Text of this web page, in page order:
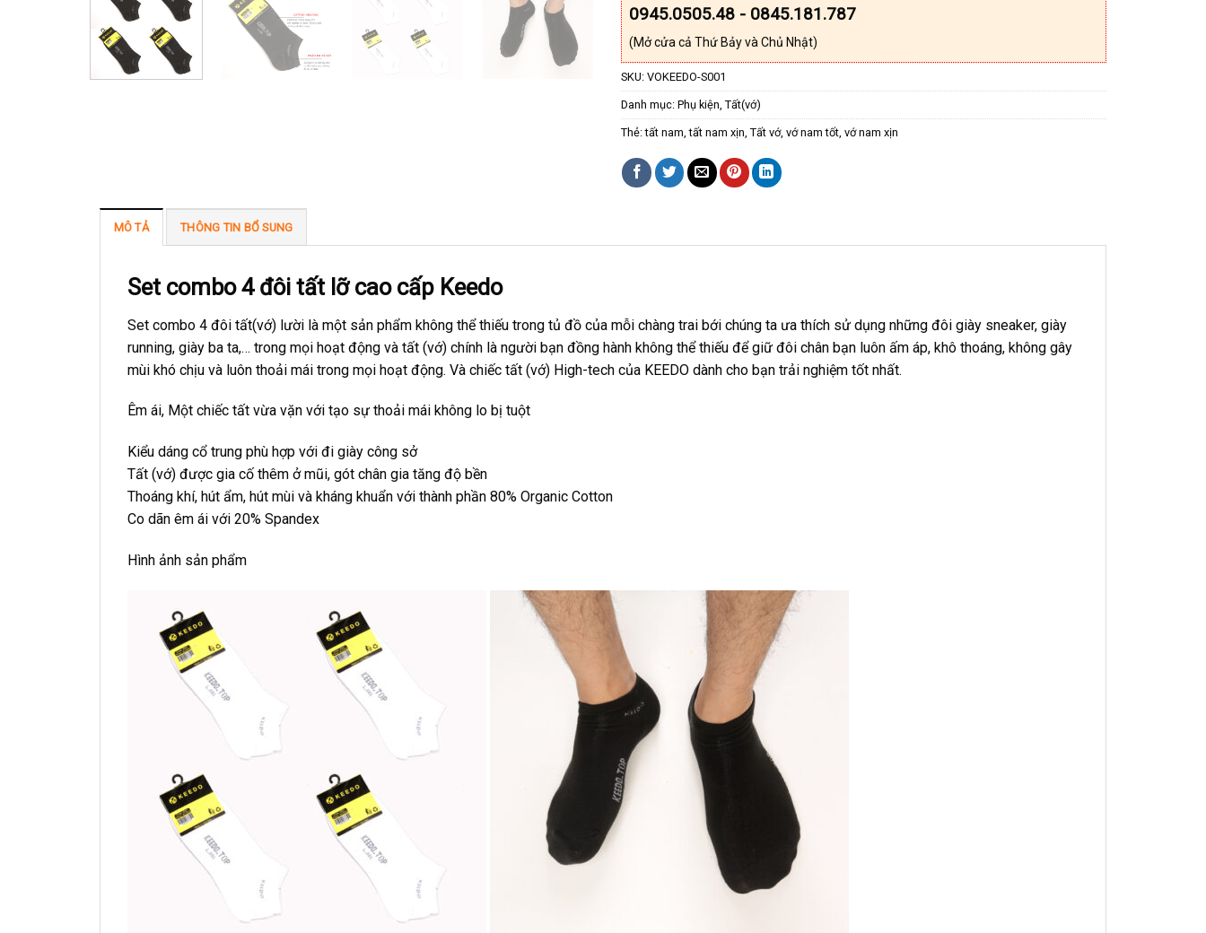
0945.0505.48 - 0845.181.787
(Mở cửa cả Thứ Bảy và Chủ Nhật)
SKU: VOKEEDO-S001
Danh mục: Phụ kiện Tất(vớ)
Thẻ:tất nam ,tất nam xịn Tất vớ, vớ nam tốt, vớ nam xịn
MÔ TẢ THÔNG TIN BỔ SUNG
Set combo 4 đôi tất lỡ cao cấp Keedo
Set combo 4 đôi tất(vớ) lười là một sản phẩm không thể thiếu trong tủ đồ của mỗi chàng trai bới chúng ta ưa thích sử dụng những đôi giày sneaker, giày
running, giày ba ta,… trong mọi hoạt động và tất (vớ) chính là người bạn đồng hành không thể thiếu để giữ đôi chân bạn luôn ấm áp, khô thoáng, không gây
mùi khó chịu và luôn thoải mái trong mọi hoạt động. Và chiếc tất (vớ) High-tech của KEEDO dành cho bạn trải nghiệm tốt nhất.
Êm ái, Một chiếc tất vừa vặn với tạo sự thoải mái không lo bị tuột
Kiểu dáng cổ trung phù hợp với đi giày công sở
Tất (vớ) được gia cố thêm ở mũi, gót chân gia tăng độ bền
Thoáng khí, hút ẩm, hút mùi và kháng khuẩn với thành phần 80% Organic Cotton
Co dãn êm ái với 20% Spandex
Hình ảnh sản phẩm